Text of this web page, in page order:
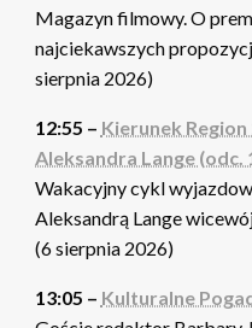
Magazyn filmowy. O
najciekawszych
sierpnia 2026)
12:55 – Kierunek Region
Aleksandra Lange (odc.
Wakacyjny cykl
Aleksandrą Lange
(6 sierpnia 2026)
13:05 – Kulturalne